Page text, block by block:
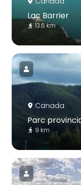
Lac Barrier
13.6 km
Canada
Parc
9 km